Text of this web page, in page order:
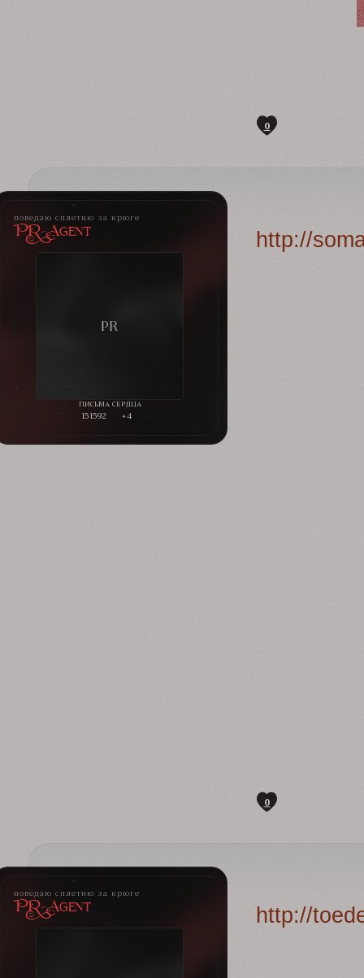
0
поведаю сплетню за крюге
PR-Agent
151592 +4
http://
0
поведаю сплетню за крюге
PR-Agent http://